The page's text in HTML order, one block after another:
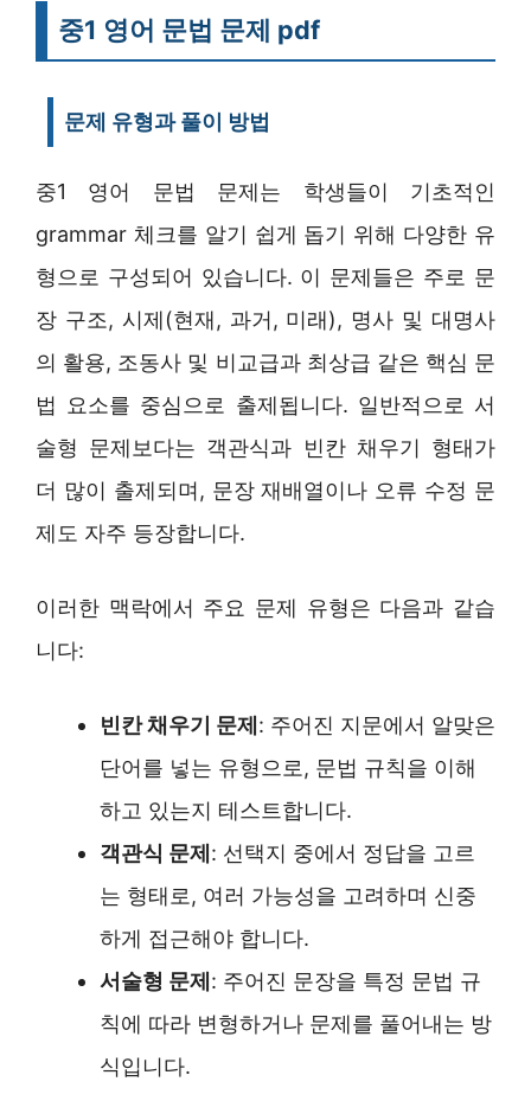
중1 영어 문법 문제 pdf
문제 유형과 풀이 방법
중1 영어 문법 문제는 학생들이 기초적인
grammar 체크를 알기 쉽게 돕기 위해 다양한 유
형으로 구성되어 있습니다. 이 문제들은 주로 문
장 구조, 시제(현재, 과거, 미래), 명사 및 대명사
의 활용, 조동사 및 비교급과 최상급 같은 핵심 문
법 요소를 중심으로 출제됩니다. 일반적으로 서
술형 문제보다는 객관식과 빈칸 채우기 형태가
더 많이 출제되며, 문장 재배열이나 오류 수정 문
제도 자주 등장합니다.
이러한 맥락에서 주요 문제 유형은 다음과 같습
니다:
빈칸 채우기 문제: 주어진 지문에서 알맞은
단어를 넣는 유형으로, 문법 규칙을 이해
하고 있는지 테스트합니다.
객관식 문제: 선택지 중에서 정답을 고르
는 형태로, 여러 가능성을 고려하며 신중
하게 접근해야 합니다.
서술형 문제: 주어진 문장을 특정 문법 규
칙에 따라 변형하거나 문제를 풀어내는 방
식입니다.